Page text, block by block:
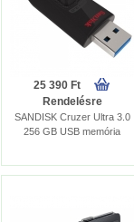
25 390 Ft
Rendelésre
SANDISK Cruzer Ultra 3.0
256 GB USB memória